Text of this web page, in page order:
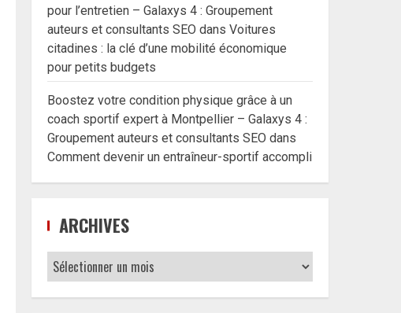
pour l’entretien – Galaxys 4 : Groupement
auteurs et consultants SEO dansVoitures
citadines : la clé d’une mobilité économique
pour petits budgets
Boostez votre condition physique grâce à un
coach sportif expert à Montpellier – Galaxys 4 :
Groupement auteurs et consultants SEO dans
Comment devenir un entraîneur-sportif accompli
ARCHIVES
Archives